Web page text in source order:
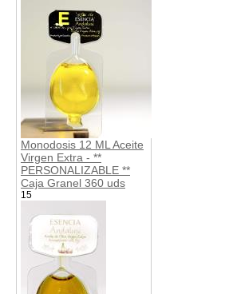
Monodosis 12 ML Aceite
Virgen Extra - **
PERSONALIZABLE **
Caja Granel 360 uds
15